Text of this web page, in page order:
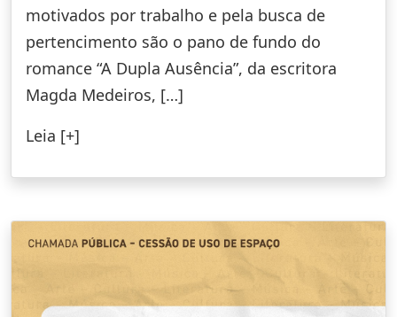
motivados por trabalho e pela busca de
pertencimento são o pano de fundo do
romance “A Dupla Ausência”, da escritora
Magda Medeiros, […]
Leia [+]